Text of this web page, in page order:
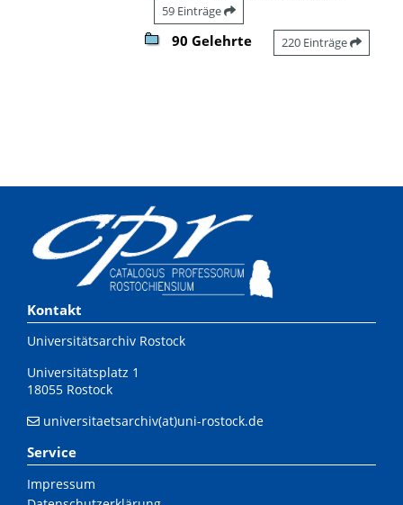
59 Einträge
90 Gelehrte 220 Einträge
Kontakt
Universitätsarchiv Rostock
Universitätsplatz 1
18055 Rostock
universitaetsarchiv(at)uni-rostock.de
Service
Impressum